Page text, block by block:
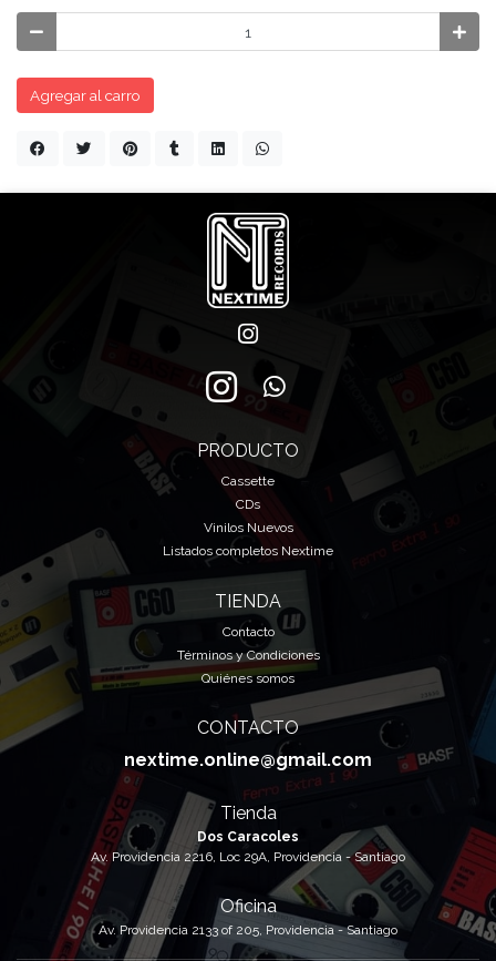
Agregar al carro
PRODUCTO
Cassette
CDs
Vinilos Nuevos
Listados completos Nextime
TIENDA
Contacto
Términos y Condiciones
Quiénes somos
CONTACTO
nextime.online@gmail.com
Tienda
Dos Caracoles
Av. Providencia 2216, Loc 29A, Providencia - Santiago
Oficina
Av. Providencia 2133 of 205, Providencia - Santiago